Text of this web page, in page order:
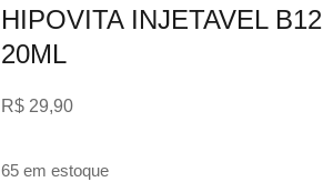
HIPOVITA INJETAVEL B12
20ML
R$ 29,90
65 em estoque